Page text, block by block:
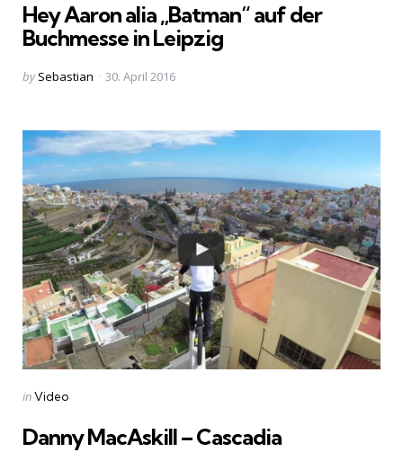
Hey Aaron alia „Batman“ auf der
Buchmesse in Leipzig
Posted
by Sebastian 30. April 2016
Categories
Posted
inVideo
Danny MacAskill – Cascadia